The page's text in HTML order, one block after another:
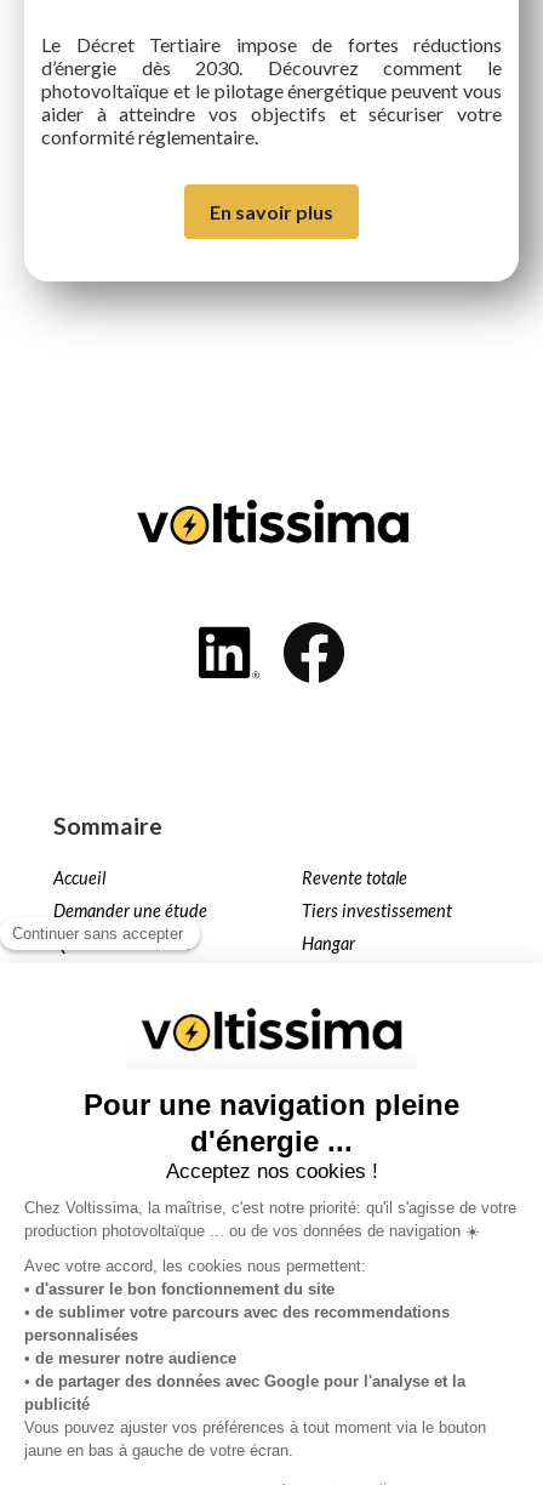
Le Décret Tertiaire impose de fortes réductions
d’énergie dès 2030. Découvrez comment le
photovoltaïque et le pilotage énergétique peuvent vous
aider à atteindre vos objectifs et sécuriser votre
conformité réglementaire.
En savoir plus
Sites partenaires
Sommaire
louersonterrain.fr
hangarsolaire.fr
collectivitelocale.fr
ombrierephotovoltaique.fr
autoconsommation.pro
locationtoiture.fr
Accueil
Demander une étude
Qui sommes nous ?
Installation KER4YOU
Revente totale
Tiers investissement
Hangar
Ombrière
Terrain
Politique de confidentialité
Conditions générales d'utilisation